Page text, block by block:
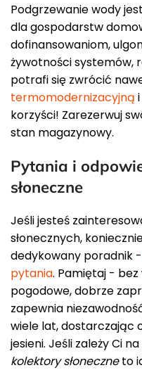
Podgrzewanie wody
dla gospodarstw
dofinansowaniom,
żywotności systemów,
potrafi się zwrócić
termomodernizacyjną
korzyści! Zarezerwuj
stan magazynowy.
Pytania i
słoneczne
Jeśli jesteś
słonecznych,
dedykowany poradnik -
pytania. Pamiętaj -
pogodowe, dobrze
zapewnia
wiele lat, dostarczając
jesieni. Jeśli zależy Ci
kolektory słoneczneto